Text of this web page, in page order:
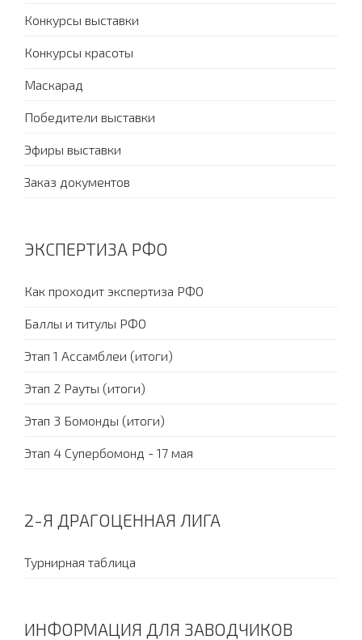
Конкурсы выставки
Конкурсы красоты
Маскарад
Победители выставки
Эфиры выставки
Заказ документов
ЭКСПЕРТИЗА РФО
Как проходит экспертиза РФО
Баллы и титулы РФО
Этап 1 Ассамблеи (итоги)
Этап 2 Рауты (итоги)
Этап 3 Бомонды (итоги)
Этап 4 Супербомонд - 17 мая
2-Я ДРАГОЦЕННАЯ ЛИГА
Турнирная таблица
ИНФОРМАЦИЯ ДЛЯ ЗАВОДЧИКОВ